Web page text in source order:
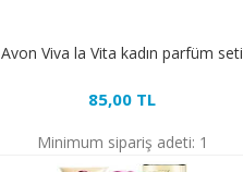
Avon Viva la Vita kadın parfüm seti
85,00 TL
Minimum sipariş adeti: 1